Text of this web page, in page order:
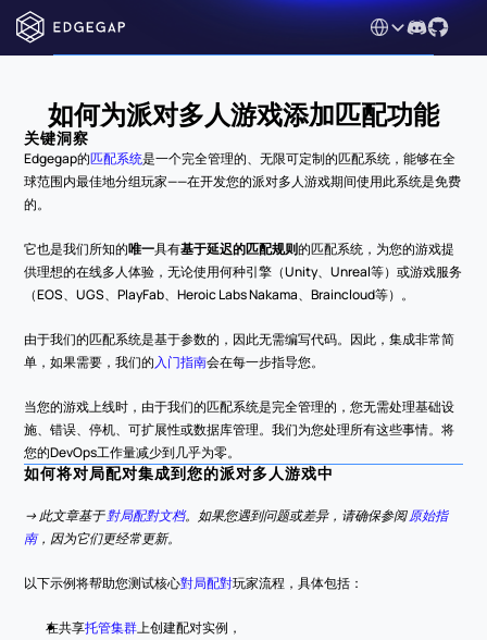
Select Language
如何为派对多人游戏添加匹配功能
关键洞察
Edgegap的匹配系统是一个完全管理的、无限可定制的匹配系统，能够在全
球范围内最佳地分组玩家——在开发您的派对多人游戏期间使用此系统是免费
的。
它也是我们所知的唯一具有基于延迟的匹配规则的匹配系统，为您的游戏提
供理想的在线多人体验，无论使用何种引擎（Unity、Unreal等）或游戏服务
（EOS、UGS、PlayFab、Heroic Labs Nakama、Braincloud等）。
由于我们的匹配系统是基于参数的，因此无需编写代码。因此，集成非常简
单，如果需要，我们的入门指南会在每一步指导您。
当您的游戏上线时，由于我们的匹配系统是完全管理的，您无需处理基础设
施、错误、停机、可扩展性或数据库管理。我们为您处理所有这些事情。将
您的DevOps工作量减少到几乎为零。
如何将对局配对集成到您的派对多人游戏中
-> 此文章基于 對局配對文档。如果您遇到问题或差异，请确保参阅 原始指
南，因为它们更经常更新。
以下示例将帮助您测试核心對局配對玩家流程，具体包括：
在共享托管集群上创建配对实例，